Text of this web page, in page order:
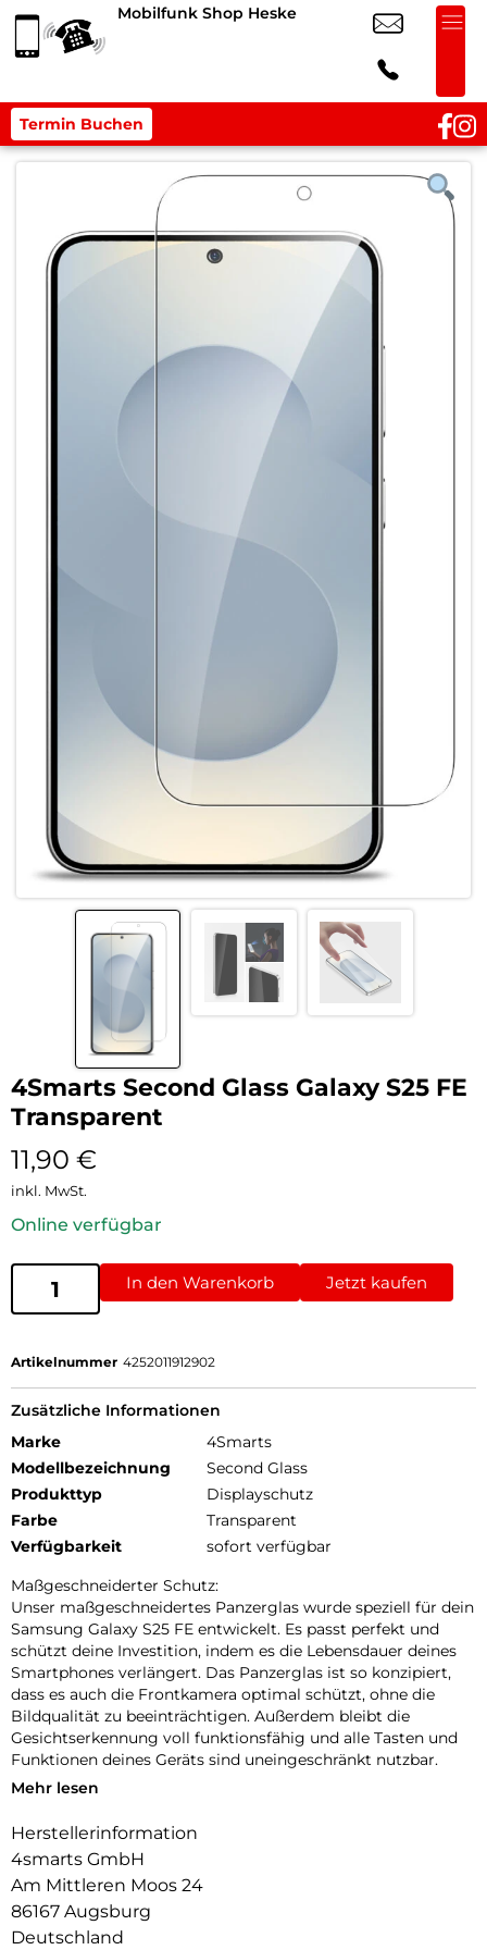
Mobilfunk Shop Heske
Termin Buchen
4Smarts Second Glass Galaxy S25 FE
Transparent
11,90 €
inkl. MwSt.
Online verfügbar
In den Warenkorb Jetzt kaufen
Artikelnummer 4252011912902
Zusätzliche Informationen
Marke
4Smarts
Modellbezeichnung
Second Glass
Produkttyp
Displayschutz
Farbe
Transparent
Verfügbarkeit
sofort verfügbar
Maßgeschneiderter Schutz:
Unser maßgeschneidertes Panzerglas wurde speziell für dein
Samsung Galaxy S25 FE entwickelt. Es passt perfekt und
schützt deine Investition, indem es die Lebensdauer deines
Smartphones verlängert. Das Panzerglas ist so konzipiert,
dass es auch die Frontkamera optimal schützt, ohne die
Bildqualität zu beeinträchtigen. Außerdem bleibt die
Gesichtserkennung voll funktionsfähig und alle Tasten und
Funktionen deines Geräts sind uneingeschränkt nutzbar.
Einfache Montage:
einfacher zu montieren als eine Panzerfolie. Mit dem
mitgelieferten Reinigungsset lässt sich das Schutzglas
staubfrei anbringen. Und wenn es Zeit ist, das Glas
auszutauschen, ist das genauso einfach. Mit unserem Second
Glass erhalten Sie einen effektiven und benutzerfreundlichen
Mehr lesen
Herstellerinformation
4smarts GmbH
Am Mittleren Moos 24
86167 Augsburg
Deutschland